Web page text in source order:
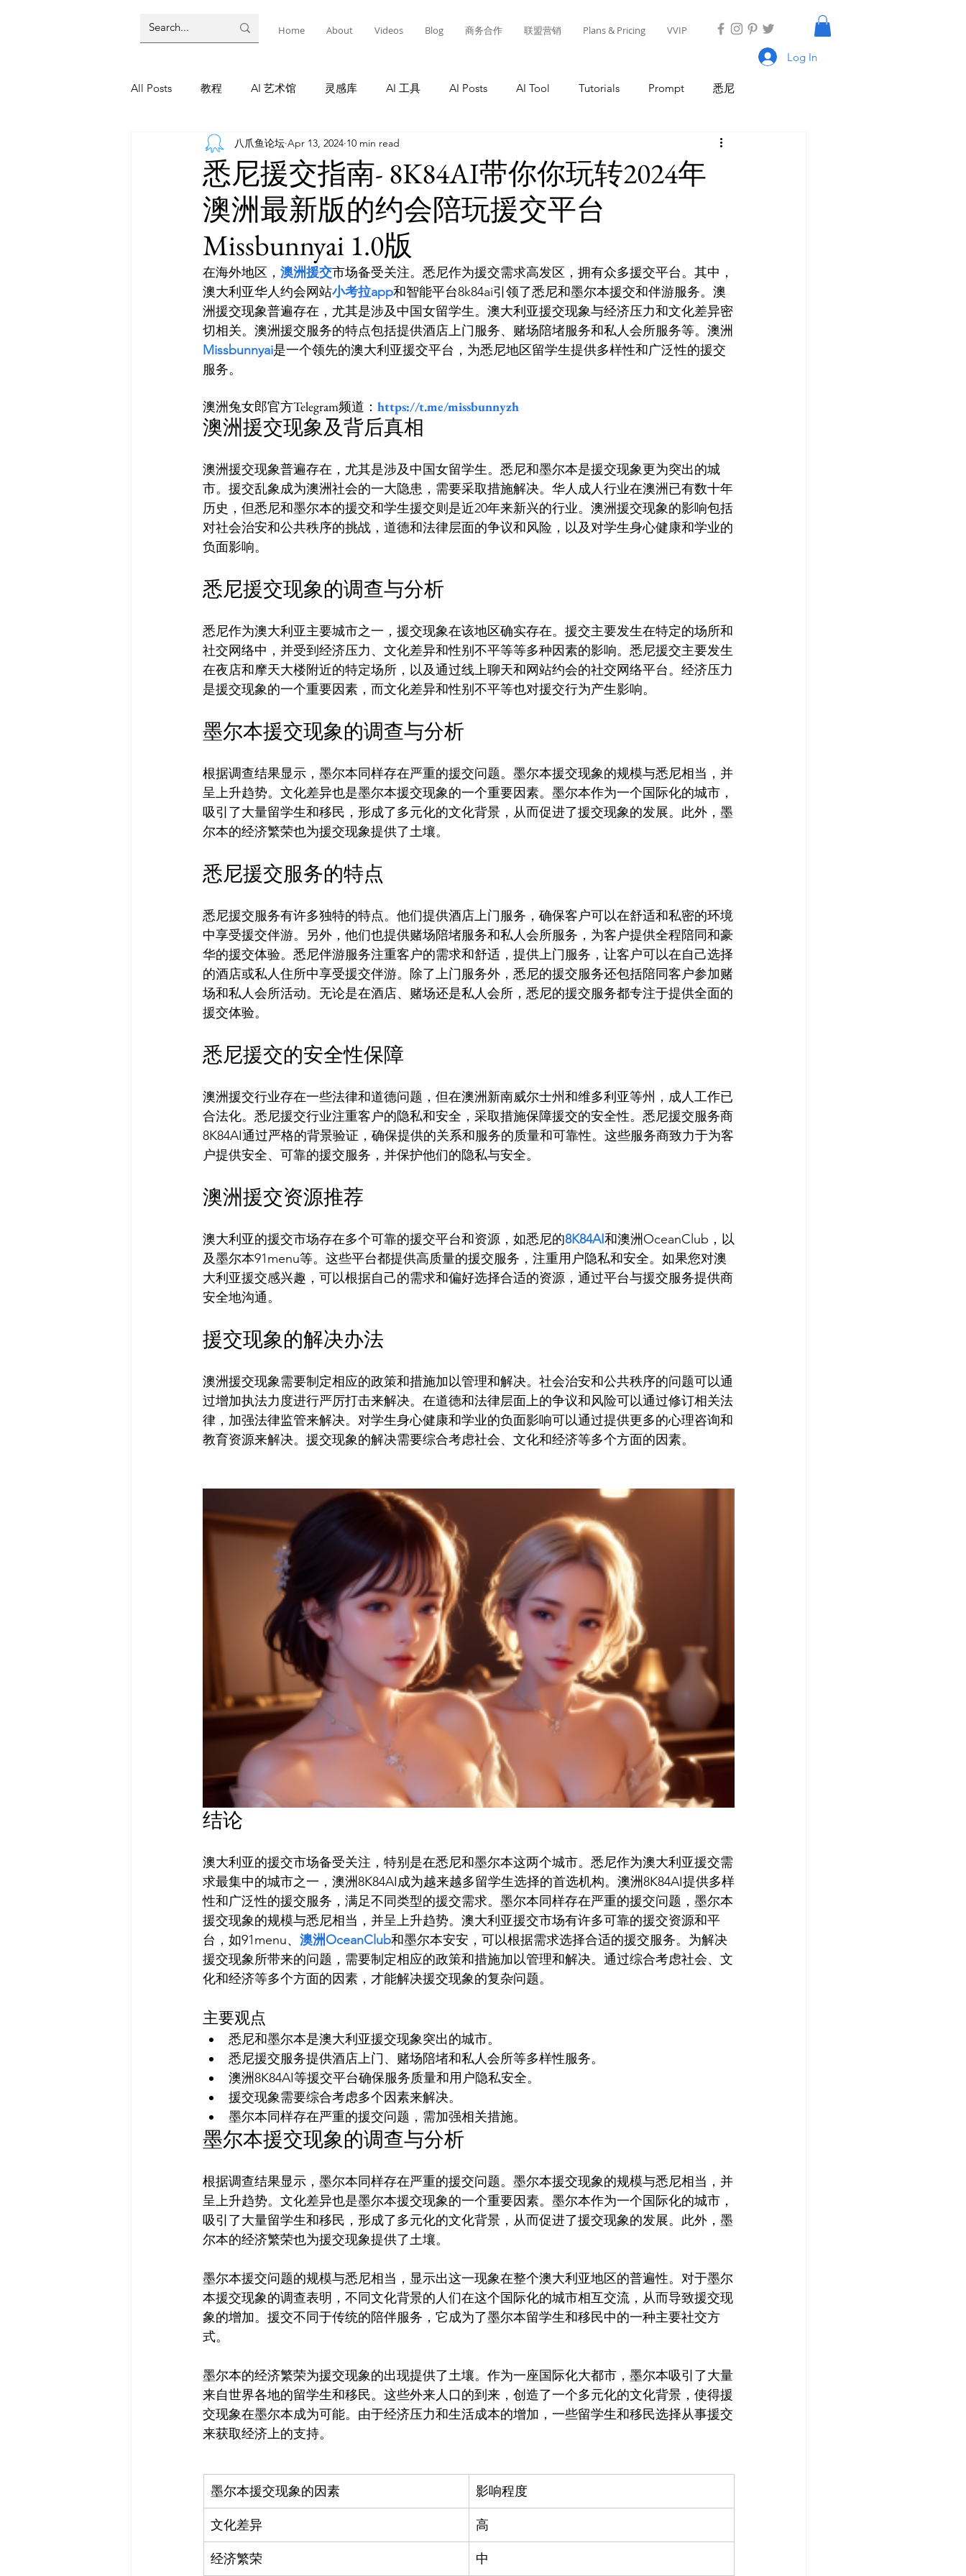
Home About Videos Blog 商务合作 联盟营销 Plans & Pricing VVIP
Log In
All Posts 教程 AI 艺术馆 灵感库 AI 工具 AI Posts AI Tool Tutorials Prompt 悉尼
AI 工具 AI Tool Tutorials
灵感库 AI 新闻 灵感库 教程 AI 工具 AI 新闻 AI 工具
悉尼援交指南- 8K84AI带你你玩转2024年
澳洲最新版的约会陪玩援交平台
Missbunnyai 1.0版
八爪鱼论坛 Apr 13, 2024 10 min read
在海外地区， 澳洲援交市场备受关注。悉尼作为援交需求高发区，拥有众多援交平台。其中，
澳大利亚华人约会网站小考拉app和智能平台8k84ai引领了悉尼和墨尔本援交和伴游服务。澳
洲援交现象普遍存在，尤其是涉及中国女留学生。澳大利亚援交现象与经济压力和文化差异密
切相关。澳洲援交服务的特点包括提供酒店上门服务、赌场陪堵服务和私人会所服务等。澳洲
Missbunnyai是一个领先的澳大利亚援交平台，为悉尼地区留学生提供多样性和广泛性的援交
澳洲兔女郎官方Telegram频道： https://t.me/missbunnyzh
澳洲援交现象及背后真相
澳洲援交现象普遍存在，尤其是涉及中国女留学生。悉尼和墨尔本是援交现象更为突出的城
市。援交乱象成为澳洲社会的一大隐患，需要采取措施解决。华人成人行业在澳洲已有数十年
历史，但悉尼和墨尔本的援交和学生援交则是近20年来新兴的行业。澳洲援交现象的影响包括
对社会治安和公共秩序的挑战，道德和法律层面的争议和风险，以及对学生身心健康和学业的
悉尼援交现象的调查与分析
悉尼作为澳大利亚主要城市之一，援交现象在该地区确实存在。援交主要发生在特定的场所和
社交网络中，并受到经济压力、文化差异和性别不平等等多种因素的影响。悉尼援交主要发生
在夜店和摩天大楼附近的特定场所，以及通过线上聊天和网站约会的社交网络平台。经济压力
墨尔本援交现象的调查与分析
根据调查结果显示，墨尔本同样存在严重的援交问题。墨尔本援交现象的规模与悉尼相当，并
呈上升趋势。文化差异也是墨尔本援交现象的一个重要因素。墨尔本作为一个国际化的城市，
吸引了大量留学生和移民，形成了多元化的文化背景，从而促进了援交现象的发展。此外，墨
悉尼援交服务的特点
悉尼援交服务有许多独特的特点。他们提供酒店上门服务，确保客户可以在舒适和私密的环境
中享受援交伴游。另外，他们也提供赌场陪堵服务和私人会所服务，为客户提供全程陪同和豪
华的援交体验。悉尼伴游服务注重客户的需求和舒适，提供上门服务，让客户可以在自己选择
的酒店或私人住所中享受援交伴游。除了上门服务外，悉尼的援交服务还包括陪同客户参加赌
场和私人会所活动。无论是在酒店、赌场还是私人会所，悉尼的援交服务都专注于提供全面的
悉尼援交的安全性保障
澳洲援交行业存在一些法律和道德问题，但在澳洲新南威尔士州和维多利亚等州，成人工作已
合法化。悉尼援交行业注重客户的隐私和安全，采取措施保障援交的安全性。悉尼援交服务商
8K84AI通过严格的背景验证，确保提供的关系和服务的质量和可靠性。这些服务商致力于为客
澳洲援交资源推荐
澳大利亚的援交市场存在多个可靠的援交平台和资源，如悉尼的8K84AI和澳洲OceanClub，以
及墨尔本91menu等。这些平台都提供高质量的援交服务，注重用户隐私和安全。如果您对澳
大利亚援交感兴趣，可以根据自己的需求和偏好选择合适的资源，通过平台与援交服务提供商
援交现象的解决办法
澳洲援交现象需要制定相应的政策和措施加以管理和解决。社会治安和公共秩序的问题可以通
过增加执法力度进行严厉打击来解决。在道德和法律层面上的争议和风险可以通过修订相关法
律，加强法律监管来解决。对学生身心健康和学业的负面影响可以通过提供更多的心理咨询和
教育资源来解决。援交现象的解决需要综合考虑社会、文化和经济等多个方面的因素。
结论
澳大利亚的援交市场备受关注，特别是在悉尼和墨尔本这两个城市。悉尼作为澳大利亚援交需
求最集中的城市之一，澳洲8K84AI成为越来越多留学生选择的首选机构。澳洲8K84AI提供多样
性和广泛性的援交服务，满足不同类型的援交需求。墨尔本同样存在严重的援交问题，墨尔本
援交现象的规模与悉尼相当，并呈上升趋势。澳大利亚援交市场有许多可靠的援交资源和平
台，如91menu、 澳洲OceanClub和墨尔本安安，可以根据需求选择合适的援交服务。为解决
援交现象所带来的问题，需要制定相应的政策和措施加以管理和解决。通过综合考虑社会、文
主要观点
悉尼和墨尔本是澳大利亚援交现象突出的城市。
悉尼援交服务提供酒店上门、赌场陪堵和私人会所等多样性服务。
澳洲8K84AI等援交平台确保服务质量和用户隐私安全。
援交现象需要综合考虑多个因素来解决。
墨尔本同样存在严重的援交问题，需加强相关措施。
墨尔本援交现象的调查与分析
根据调查结果显示，墨尔本同样存在严重的援交问题。墨尔本援交现象的规模与悉尼相当，并
呈上升趋势。文化差异也是墨尔本援交现象的一个重要因素。墨尔本作为一个国际化的城市，
吸引了大量留学生和移民，形成了多元化的文化背景，从而促进了援交现象的发展。此外，墨
尔本的经济繁荣也为援交现象提供了土壤。
墨尔本援交问题的规模与悉尼相当，显示出这一现象在整个澳大利亚地区的普遍性。对于墨尔
本援交现象的调查表明，不同文化背景的人们在这个国际化的城市相互交流，从而导致援交现
象的增加。援交不同于传统的陪伴服务，它成为了墨尔本留学生和移民中的一种主要社交方
式。
墨尔本的经济繁荣为援交现象的出现提供了土壤。作为一座国际化大都市，墨尔本吸引了大量
来自世界各地的留学生和移民。这些外来人口的到来，创造了一个多元化的文化背景，使得援
交现象在墨尔本成为可能。由于经济压力和生活成本的增加，一些留学生和移民选择从事援交
墨尔本援交现象的因素 影响程度
文化差异 高
经济繁荣 中